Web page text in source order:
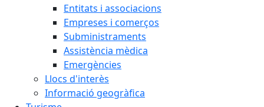
Entitats i associacions
Empreses i comerços
Subministraments
Assistència mèdica
Emergències
Llocs d'interès
Informació geogràfica